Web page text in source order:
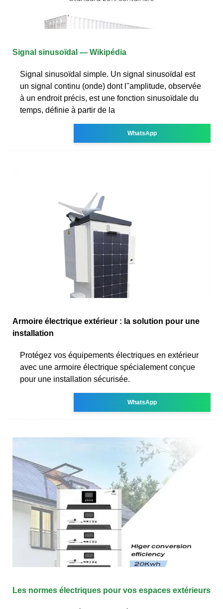
Signal sinusoïdal — Wikipédia
Signal sinusoïdal simple. Un signal sinusoïdal est
un signal continu (onde) dont l''amplitude, observée
à un endroit précis, est une fonction sinusoïdale du
temps, définie à partir de la
WhatsApp
Armoire électrique extérieur : la solution pour une
installation
Protégez vos équipements électriques en extérieur
avec une armoire électrique spécialement conçue
pour une installation sécurisée.
WhatsApp
Les normes électriques pour vos espaces extérieurs